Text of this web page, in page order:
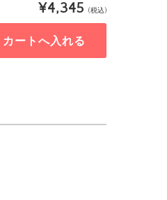
¥4,345 (税込)